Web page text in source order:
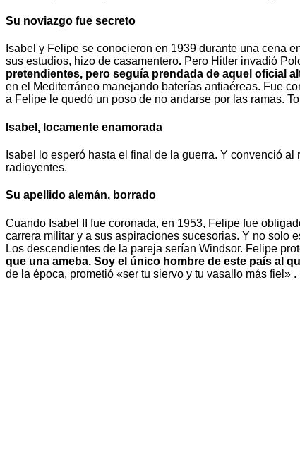
Su noviazgo fue secreto
Isabel y Felipe se conocieron en 1939 durante una cena
sus estudios, hizo de casamentero. Pero Hitler invadió
pretendientes, pero seguía prendada de aquel oficial
en el Mediterráneo manejando baterías antiaéreas. Fue
a Felipe le quedó un poso de no andarse por las ramas.
Isabel, locamente enamorada
Isabel lo esperó hasta el final de la guerra. Y convenció
radioyentes.
Su apellido alemán, borrado
Cuando Isabel II fue coronada, en 1953, Felipe fue
carrera militar y a sus aspiraciones sucesorias. Y no solo
Los descendientes de la pareja serían Windsor. Felipe
que una ameba. Soy el único hombre de este país al
de la época, prometió «ser tu siervo y tu vasallo más fiel»